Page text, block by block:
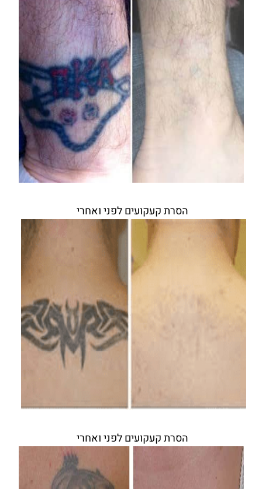
הסרת קעקועים לפני ואחרי
הסרת קעקועים לפני ואחרי